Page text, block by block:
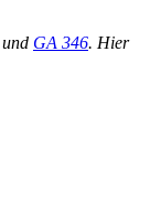
und GA 346. Hier